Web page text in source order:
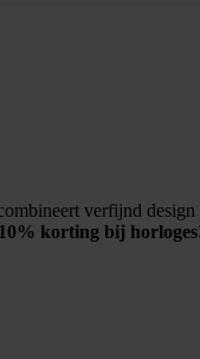
verfijnd
korting bij